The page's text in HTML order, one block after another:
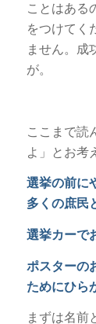
ことはある
をつけてく
ません。成
が。
ここまで読
よ」とお考
選挙の前に
多くの庶民
選挙カーで
ポスターの
ためにひら
まずは名前